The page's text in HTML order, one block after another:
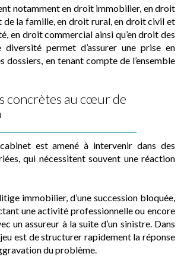
notamment en droit immobilier, en droit
de la famille, en droit rural, en droit civil et
en droit commercial ainsi qu’en droit des
diversité permet d’assurer une prise en
dossiers, en tenant compte de l’ensemble
concrètes au cœur de
est amené à intervenir dans des
qui nécessitent souvent une réaction
immobilier, d’une succession bloquée,
une activité professionnelle ou encore
un assureur à la suite d’un sinistre. Dans
est de structurer rapidement la réponse
du problème.